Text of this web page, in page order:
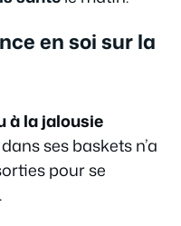
en soi sur la
à la jalousie
ses baskets n’a
pour se